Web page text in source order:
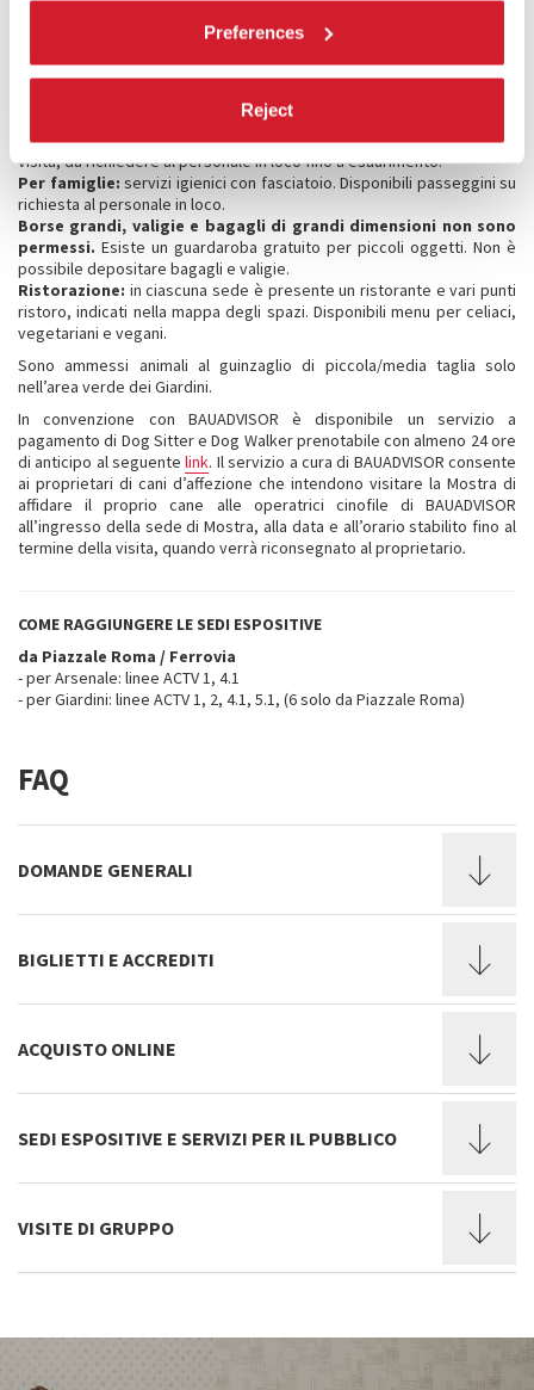
Preferences
Reject
SERVIZI NELLE SEDI ESPOSITIVE
i visitatori con ridotte capacità motorie. A disposizione dei visitatori
dotazioni quali deambulatori e sedia a rotelle da utilizzare durante la
visita, da richiedere al personale in loco fino a esaurimento.
Per famiglie: servizi igienici con fasciatoio. Disponibili passeggini su
richiesta al personale in loco.
Borse grandi, valigie e bagagli di grandi dimensioni non sono
permessi. Esiste un guardaroba gratuito per piccoli oggetti. Non è
possibile depositare bagagli e valigie.
Ristorazione: in ciascuna sede è presente un ristorante e vari punti
ristoro, indicati nella mappa degli spazi. Disponibili menu per celiaci,
vegetariani e vegani.
Sono ammessi animali al guinzaglio di piccola/media taglia solo
nell’area verde dei Giardini.
In convenzione con BAUADVISOR è disponibile un servizio a
pagamento di Dog Sitter e Dog Walker prenotabile con almeno 24 ore
di anticipo al seguentelink. Il servizio a cura di BAUADVISOR consente
ai proprietari di cani d’affezione che intendono visitare la Mostra di
affidare il proprio cane alle operatrici cinofile di BAUADVISOR
all’ingresso della sede di Mostra, alla data e all’orario stabilito fino al
termine della visita, quando verrà riconsegnato al proprietario.
COME RAGGIUNGERE LE SEDI ESPOSITIVE
da Piazzale Roma / Ferrovia
- per Arsenale: linee ACTV 1, 4.1
- per Giardini: linee ACTV 1, 2, 4.1, 5.1, (6 solo da Piazzale Roma)
FAQ
DOMANDE GENERALI
BIGLIETTI E ACCREDITI
ACQUISTO ONLINE
SEDI ESPOSITIVE E SERVIZI PER IL PUBBLICO
VISITE DI GRUPPO